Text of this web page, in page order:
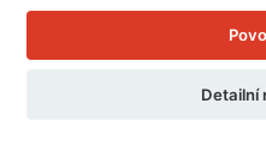
Detailní